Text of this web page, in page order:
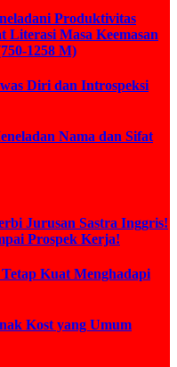
Produktivitas
Literasi Masa Keemasan
1258 M)
Diri dan Introspeksi
Nama dan Sifat
Jurusan Sastra Inggris!
Prospek Kerja!
Kuat Menghadapi
Kost yang Umum